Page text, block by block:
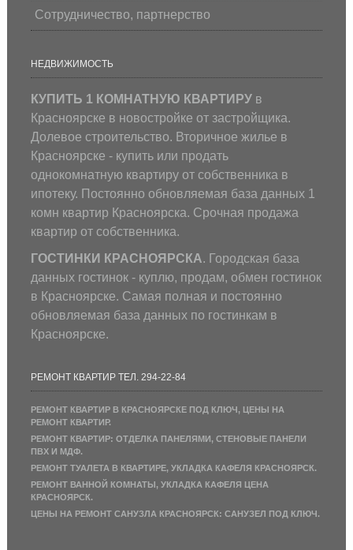
Сотрудничество, партнерство
НЕДВИЖИМОСТЬ
КУПИТЬ 1 КОМНАТНУЮ КВАРТИРУв
Красноярске в новостройке от застройщика.
Долевое строительство. Вторичное жилье в
Красноярске - купить или продать
однокомнатную квартиру от собственника в
ипотеку. Постоянно обновляемая база данных 1
комн квартир Красноярска. Срочная продажа
квартир от собственника.
ГОСТИНКИ КРАСНОЯРСКА. Городская база
данных гостинок - куплю, продам, обмен гостинок
в Красноярске. Самая полная и постоянно
обновляемая база данных по гостинкам в
Красноярске.
РЕМОНТ КВАРТИР ТЕЛ. 294-22-84
РЕМОНТ КВАРТИР В КРАСНОЯРСКЕ ПОД КЛЮЧ, ЦЕНЫ НА
РЕМОНТ КВАРТИР.
РЕМОНТ КВАРТИР: ОТДЕЛКА ПАНЕЛЯМИ, СТЕНОВЫЕ ПАНЕЛИ
ПВХ И МДФ.
РЕМОНТ ТУАЛЕТА В КВАРТИРЕ, УКЛАДКА КАФЕЛЯ КРАСНОЯРСК.
РЕМОНТ ВАННОЙ КОМНАТЫ, УКЛАДКА КАФЕЛЯ ЦЕНА
КРАСНОЯРСК.
ЦЕНЫ НА РЕМОНТ САНУЗЛА КРАСНОЯРСК: САНУЗЕЛ ПОД КЛЮЧ.